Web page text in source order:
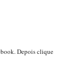
Depois clique